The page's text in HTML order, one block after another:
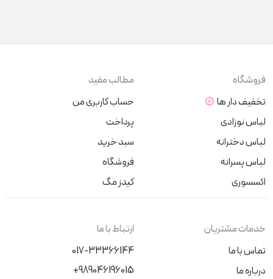
فروشگاه
تخفیف دار ها
لباس نوزادی
لباس دخترانه
لباس پسرانه
اکسسوری
مطالب مفید
حساب کاربری من
پرداخت
سبد خرید
فروشگاه
کیدز مگ
خدمات مشتریان
تماس با ما
درباره ما
ارتباط با ما
017-33366144
+989046196015